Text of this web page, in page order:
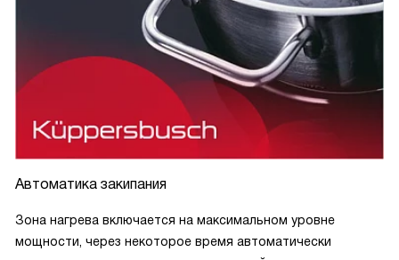
Автоматика закипания
Зона нагрева включается на максимальном уровне
мощности, через некоторое время автоматически